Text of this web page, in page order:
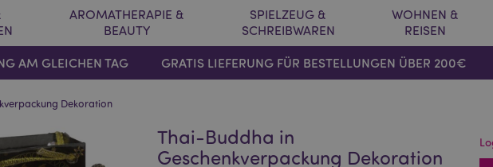
AROMATHERAPIE &
BEAUTY
SPIELZEUG &
SCHREIBWAREN
WOHNEN &
REISEN
AM GLEICHEN TAG GRATIS LIEFERUNG FÜR BESTELLUNGEN ÜBER 200€
Dekoration
Thai-Buddha in
Geschenkverpackung Dekoration